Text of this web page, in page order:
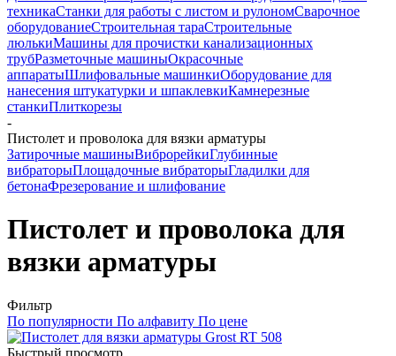
техникаСтанки для работы с листом и рулономСварочное
оборудованиеСтроительная тараСтроительные
люлькиМашины для прочистки канализационных
трубРазметочные машиныОкрасочные
аппаратыШлифовальные машинкиОборудование для
нанесения штукатурки и шпаклевкиКамнерезные
станкиПлиткорезы
-
Пистолет и проволока для вязки арматуры
Затирочные машиныВиброрейкиГлубинные
вибраторыПлощадочные вибраторыГладилки для
бетонаФрезерование и шлифование
Пистолет и проволока для
вязки арматуры
Фильтр
По популярности По алфавиту По цене
Быстрый просмотр